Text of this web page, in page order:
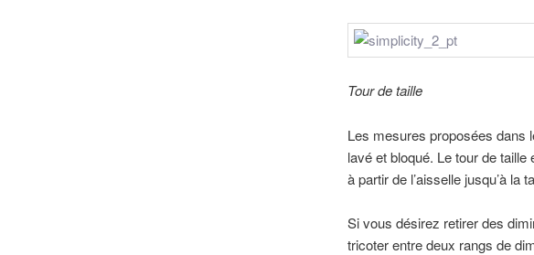
Tour de taille
Les mesures proposées dans
lavé et bloqué. Le tour de
à partir de l’aisselle jusqu’à la
Si vous désirez retirer des
tricoter entre deux rangs de